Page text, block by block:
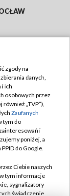
zgody na
danych,
i ich
osobowych przez
również „TVP”),
Zaufanych
tym do
i
poniżej, a
do Google.
Ciebie naszych
tym informacje
sygnalizatory
świadczenie